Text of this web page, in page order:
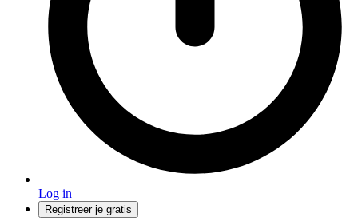
Log in
Registreer je gratis